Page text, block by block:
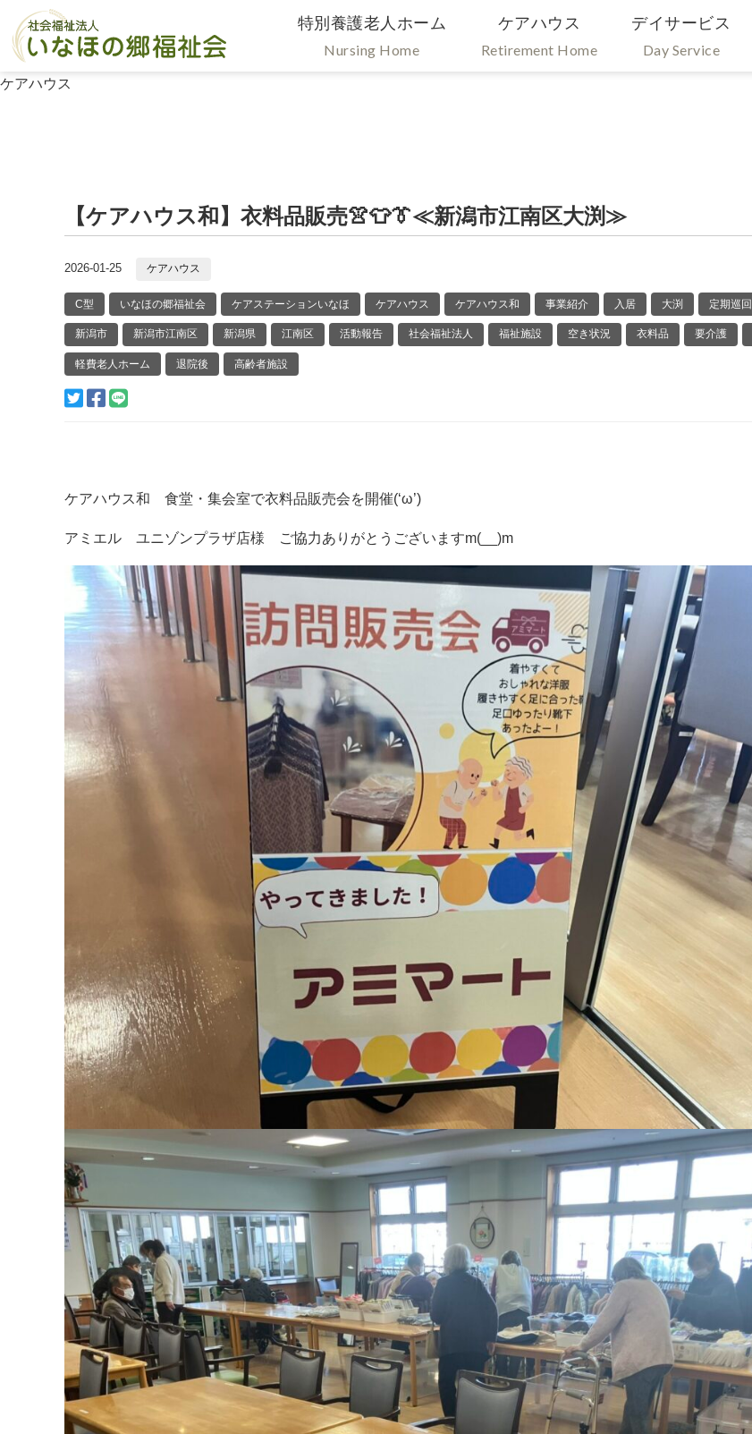
特別養護老人ホーム
Nursing Home
ケアハウス
Retirement Home
デイサービス
Day Service
ケアハウス
【ケアハウス和】衣料品販売👚👕👔≪新潟市江南区大渕≫
2026-01-25 ケアハウス
C型 いなほの郷福祉会 ケアステーションいなほ ケアハウス ケアハウス和 事業紹介 入居 大渕 定期巡回
新潟市 新潟市江南区 新潟県 江南区 活動報告 社会福祉法人 福祉施設 空き状況 衣料品 要介護
軽費老人ホーム 退院後 高齢者施設
ケアハウス和 食堂・集会室で衣料品販売会を開催(‘ω’)
アミエル ユニゾンプラザ店様 ご協力ありがとうございますm(__)m